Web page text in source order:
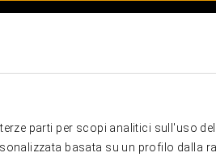
parti per scopi analitici sull'uso
basata su un profilo dalla